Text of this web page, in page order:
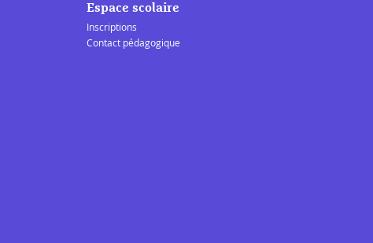
Espace scolaire
Inscriptions
Contact pédagogique